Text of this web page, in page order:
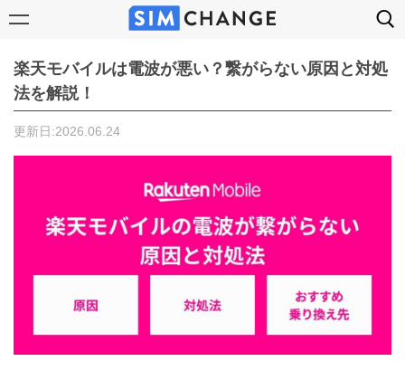
楽天モバイルは電波が悪い？繋がらない原因と対処
法を解説！
更新日:2026.06.24